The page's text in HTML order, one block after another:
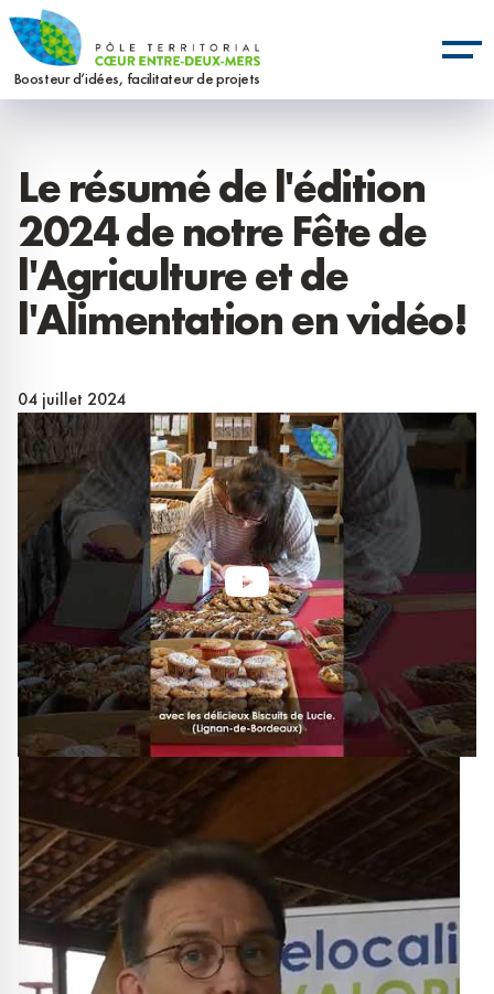
Aller
au
contenu
Boosteur d’idées, facilitateur de projets
Le résumé de l'édition
2024 de notre Fête de
l'Agriculture et de
l'Alimentation en vidéo!
04 juillet 2024
Panneau de gestion des cookies